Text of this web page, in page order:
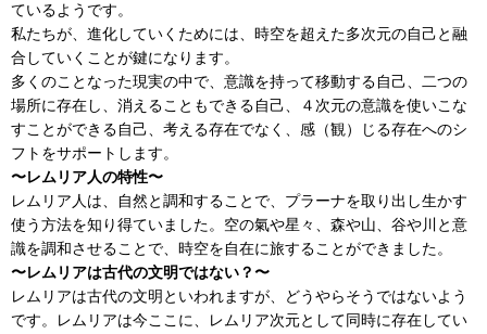
ているようです。
私たちが、進化していくためには、時空を超えた多次元の自己と融
合していくことが鍵になります。
多くのことなった現実の中で、意識を持って移動する自己、二つの
場所に存在し、消えることもできる自己、４次元の意識を使いこな
すことができる自己、考える存在でなく、感（観）じる存在へのシ
フトをサポートします。
〜レムリア人の特性〜
レムリア人は、自然と調和することで、プラーナを取り出し生かす
使う方法を知り得ていました。空の氣や星々、森や山、谷や川と意
識を調和させることで、時空を自在に旅することができました。
〜レムリアは古代の文明ではない？〜
レムリアは古代の文明といわれますが、どうやらそうではないよう
です。レムリアは今ここに、レムリア次元として同時に存在してい